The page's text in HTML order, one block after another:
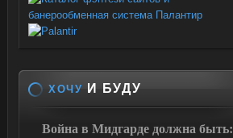
ХОЧУ И БУДУ
Война в Мидгарде должна быть: